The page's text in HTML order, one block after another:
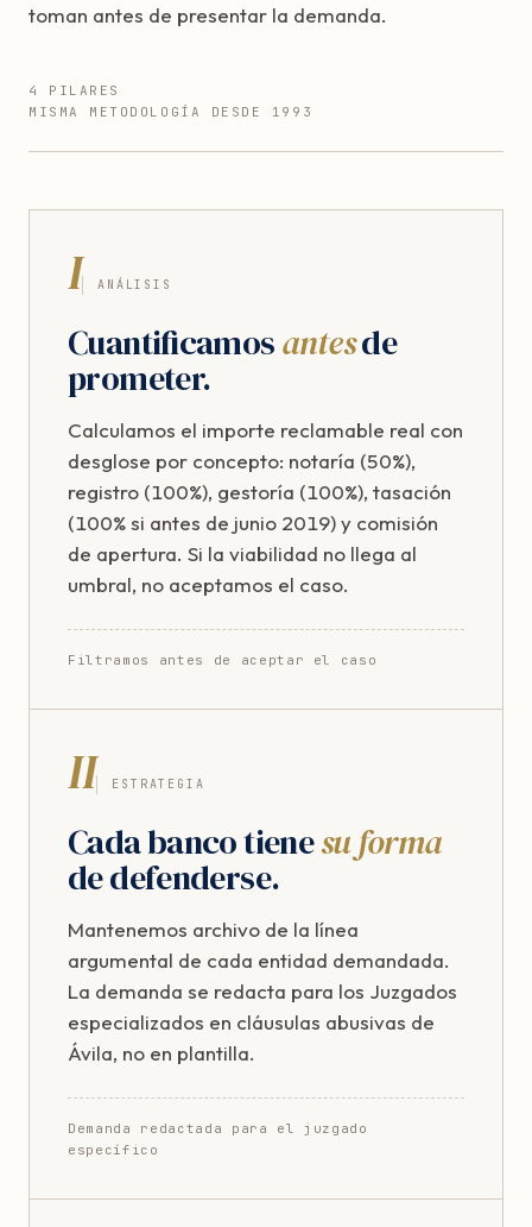
toman antes de presentar la demanda.
4 PILARES
MISMA METODOLOGÍA DESDE 1993
I ANÁLISIS
Cuantificamosantesde
prometer.
Calculamos el importe reclamable real con
desglose por concepto: notaría (50%),
registro (100%), gestoría (100%), tasación
(100% si antes de junio 2019) y comisión
de apertura. Si la viabilidad no llega al
umbral, no aceptamos el caso.
Filtramos antes de aceptar el caso
II ESTRATEGIA
Cada banco tienesu forma
de defenderse.
Mantenemos archivo de la línea
argumental de cada entidad demandada.
La demanda se redacta para los Juzgados
especializados en cláusulas abusivas de
Ávila, no en plantilla.
Demanda redactada para el juzgado
específico